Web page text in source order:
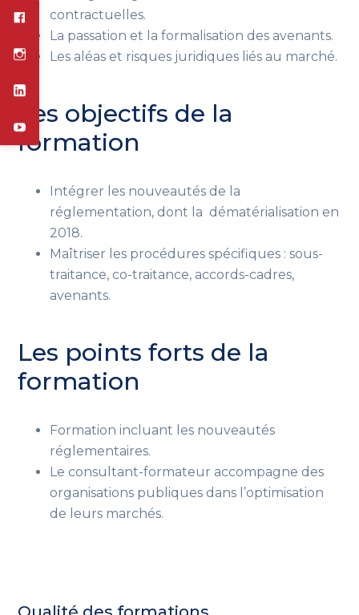
contractuelles.
La passation et la formalisation des avenants.
Les aléas et risques juridiques liés au marché.
Les objectifs de la
formation
Intégrer les nouveautés de la
réglementation, dont la dématérialisation en
2018.
Maîtriser les procédures spécifiques : sous-
traitance, co-traitance, accords-cadres,
avenants.
Les points forts de la
formation
Formation incluant les nouveautés
réglementaires.
Le consultant-formateur accompagne des
organisations publiques dans l’optimisation
de leurs marchés.